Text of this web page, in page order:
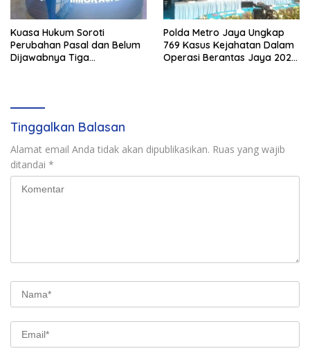
Kuasa Hukum Soroti
Perubahan Pasal dan Belum
Dijawabnya Tiga
Polda Metro Jaya Ungkap
769 Kasus Kejahatan Dalam
Operasi Berantas Jaya 2026,
Tinggalkan Balasan
Alamat email Anda tidak akan dipublikasikan. Ruas yang wajib
ditandai *